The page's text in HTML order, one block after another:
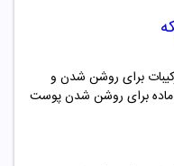
برای روشن شدن و
برای روشن شدن پوست